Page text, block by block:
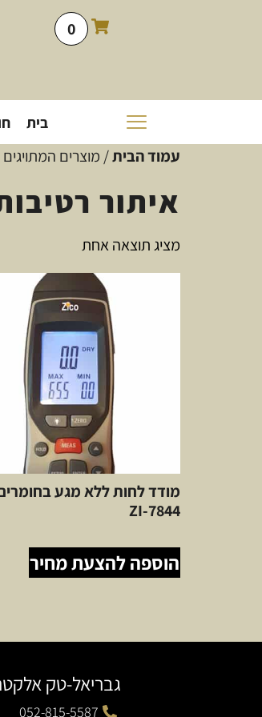
0
בית
עמוד הבית/ מוצרים
איתור
מציג תוצאה אחת
מודד לחות ללא מגע
ZI-7844
הוספה להצעת מחיר
גבריאל-טק
052-815-5587